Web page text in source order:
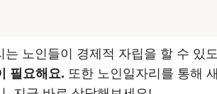
는 노인들이 경제적 자립을 할 수 있
필요해요. 또한 노인일자리를 통해